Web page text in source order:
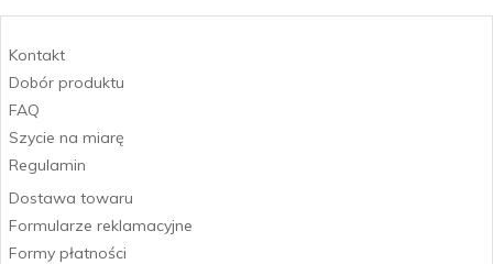
Kontakt
Dobór produktu
FAQ
Szycie na miarę
Regulamin
Dostawa towaru
Formularze reklamacyjne
Formy płatności